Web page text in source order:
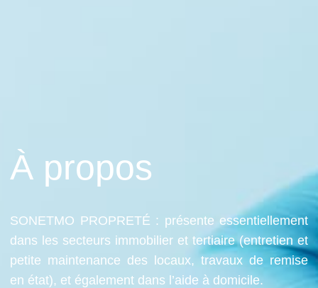
À propos
SONETMO PROPRETÉ : présente essentiellement
dans les secteurs immobilier et tertiaire (entretien et
petite maintenance des locaux, travaux de remise
en état), et également dans l’aide à domicile.